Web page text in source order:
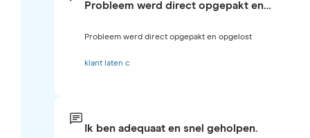
Probleem werd direct opgepakt en…
Probleem werd direct opgepakt en opgelost
klant laten c
Ik ben adequaat en snel geholpen.